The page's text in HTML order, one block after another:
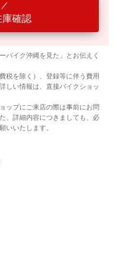
庫確認
バイク沖縄を見た」とお伝えく
税を除く）、登録等に伴う費用
しい情報は、直接バイクショッ
ップにご来店の際は事前にお問
、詳細内容につきましても、必
いいたします。